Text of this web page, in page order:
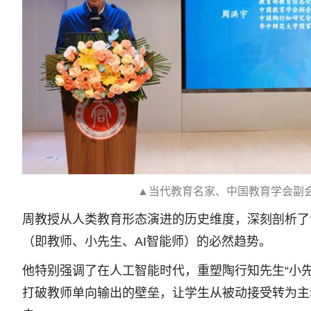
▲当代教育名家、中国教育学会副
周教授从人类教育形态演进的历史维度，深刻剖析
（即教师、小先生、AI智能师）的必然趋势。
他特别强调了在人工智能时代，重塑陶行知先生“小
打破教师单向输出的壁垒，让学生从被动接受转为